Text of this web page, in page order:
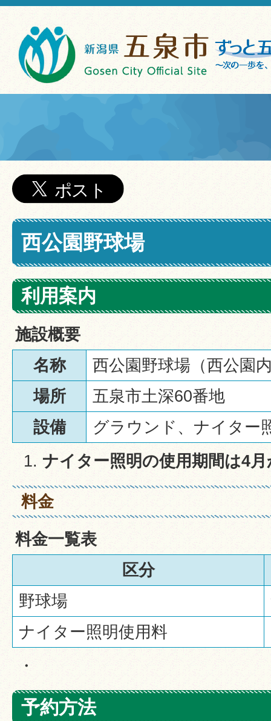
西公園野球場
利用案内
施設概要
名称
西公園野球場（西公園
場所
五泉市土深60番地
設備
グラウンド、ナイター
ナイター照明の使用期間は4
料金
料金一覧表
区分
野球場
ナイター照明使用料
・
予約方法